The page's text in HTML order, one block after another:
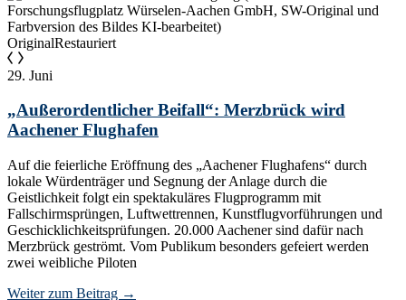
OriginalRestauriert
29. Juni
„Außerordentlicher Beifall“: Merzbrück wird
Aachener Flughafen
Auf die feierliche Eröffnung des „Aachener Flughafens“ durch
lokale Würdenträger und Segnung der Anlage durch die
Geistlichkeit folgt ein spektakuläres Flugprogramm mit
Fallschirmsprüngen, Luftwettrennen, Kunstflugvorführungen und
Geschicklichkeitsprüfungen. 20.000 Aachener sind dafür nach
Merzbrück geströmt. Vom Publikum besonders gefeiert werden
zwei weibliche Piloten
Weiter zum Beitrag →